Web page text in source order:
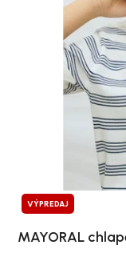
VÝPREDAJ
MAYORAL